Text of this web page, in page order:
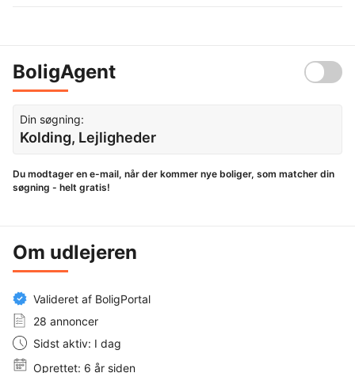
BoligAgent
Din søgning:
Kolding, Lejligheder
Du modtager en e-mail, når der kommer nye boliger, som matcher din
søgning - helt gratis!
Om udlejeren
Valideret af BoligPortal
28 annoncer
Sidst aktiv: I dag
Oprettet: 6 år siden